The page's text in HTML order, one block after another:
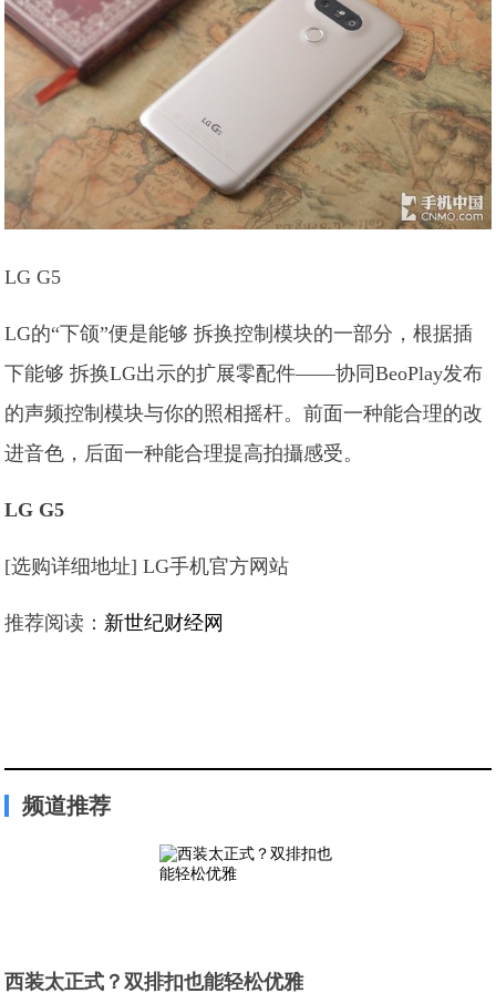
LG G5
LG的“下颌”便是能够 拆换控制模块的一部分，根据插
下能够 拆换LG出示的扩展零配件——协同BeoPlay发布
的声频控制模块与你的照相摇杆。前面一种能合理的改
进音色，后面一种能合理提高拍攝感受。
LG G5
[选购详细地址] LG手机官方网站
推荐阅读： 新世纪财经网
频道推荐
西装太正式？双排扣也能轻松优雅